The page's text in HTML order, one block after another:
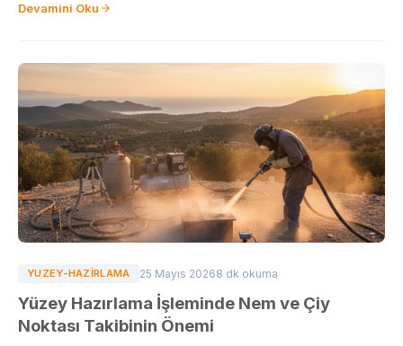
Devamini Oku
YUZEY-HAZIRLAMA 25 Mayıs 20268 dk okuma
Yüzey Hazırlama İşleminde Nem ve Çiy
Noktası Takibinin Önemi